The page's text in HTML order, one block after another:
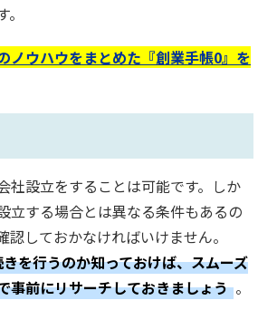
ノウハウをまとめた『創業手帳0』を
社設立をすることは可能です。しか
立する場合とは異なる条件もあるの
認しておかなければいけません。
を行うのか知っておけば、スムーズ
事前にリサーチしておきましょう 。